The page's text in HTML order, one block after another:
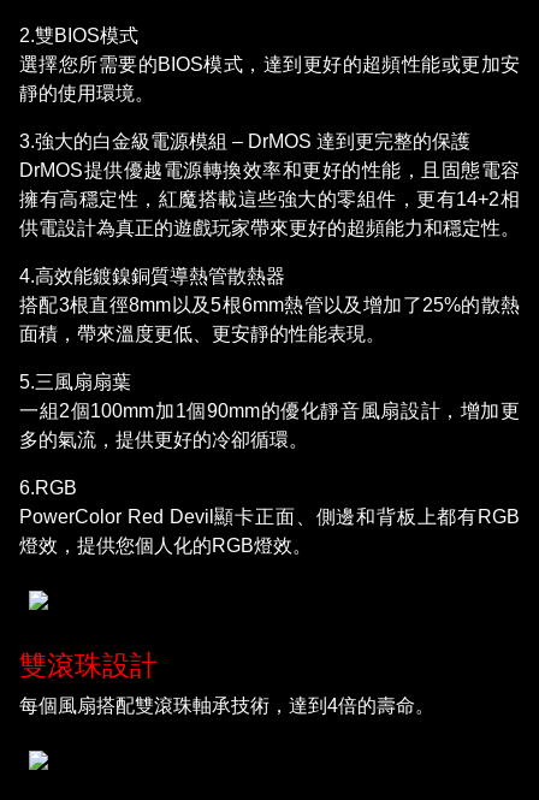
2.雙BIOS模式
選擇您所需要的BIOS模式，達到更好的超頻性能或更加安
靜的使用環境。
3.強大的白金級電源模組 – DrMOS 達到更完整的保護
DrMOS提供優越電源轉換效率和更好的性能，且固態電容
擁有高穩定性，紅魔搭載這些強大的零組件，更有14+2相
供電設計為真正的遊戲玩家帶來更好的超頻能力和穩定性。
4.高效能鍍鎳銅質導熱管散熱器
搭配3根直徑8mm以及5根6mm熱管以及增加了25%的散熱
面積，帶來溫度更低、更安靜的性能表現。
5.三風扇扇葉
一組2個100mm加1個90mm的優化靜音風扇設計，增加更
多的氣流，提供更好的冷卻循環。
6.RGB
PowerColor Red Devil顯卡正面、側邊和背板上都有RGB
燈效，提供您個人化的RGB燈效。
雙滾珠設計
每個風扇搭配雙滾珠軸承技術，達到4倍的壽命。